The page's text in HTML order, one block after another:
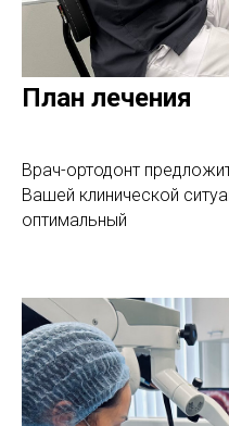
План лечения
Врач-ортодонт
Вашей клинической
оптимальный